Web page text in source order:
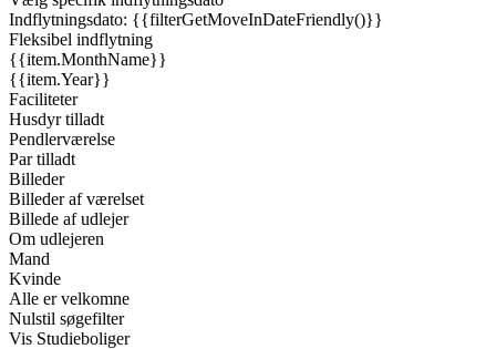
Indflytningsdato: {{filterGetMoveInDateFriendly()}}
Fleksibel indflytning
{{item.MonthName}}
{{item.Year}}
Faciliteter
Husdyr tilladt
Pendlerværelse
Par tilladt
Billeder
Billeder af værelset
Billede af udlejer
Om udlejeren
Mand
Kvinde
Alle er velkomne
Nulstil søgefilter
Vis Studieboliger